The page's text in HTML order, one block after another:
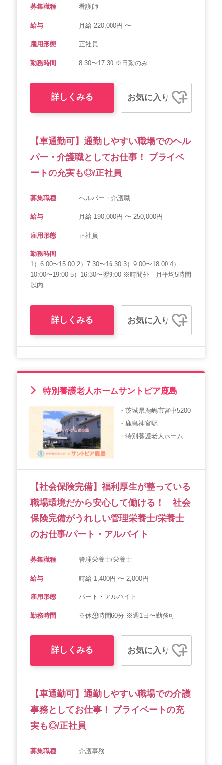
募集職種 看護師
給与 月給 220,000円 〜
雇用形態 正社員
勤務時間 8:30〜17:30 ※日勤のみ
詳しくみる お気に入り
【車通勤可】通勤しやすい職場でのヘル
パー・介護職としてお仕事！ プライベ
ートの充実も◎/正社員
募集職種 ヘルパー・介護職
給与 月給 190,000円 〜 250,000円
雇用形態 正社員
勤務時間
1）6:00〜15:00 2）7:30〜16:30 3）9:00〜18:00 4）
10:00〜19:00 5）16:30〜翌9:00 ※時間外 月平均5時間
以内
詳しくみる お気に入り
特別養護老人ホームサントピア鹿島
・茨城県鹿嶋市宮中5200
・鹿島神宮駅
・特別養護老人ホーム
【社会保険完備】福利厚生が整っている
職場環境だから安心して働ける！ 社会
保険完備がうれしい管理栄養士/栄養士
のお仕事/パート・アルバイト
募集職種 管理栄養士/栄養士
給与 時給 1,400円 〜 2,000円
雇用形態 パート・アルバイト
勤務時間 ※休憩時間60分 ※週1日〜勤務可
詳しくみる お気に入り
【車通勤可】通勤しやすい職場での介護
事務としてお仕事！ プライベートの充
実も◎/正社員
募集職種 介護事務